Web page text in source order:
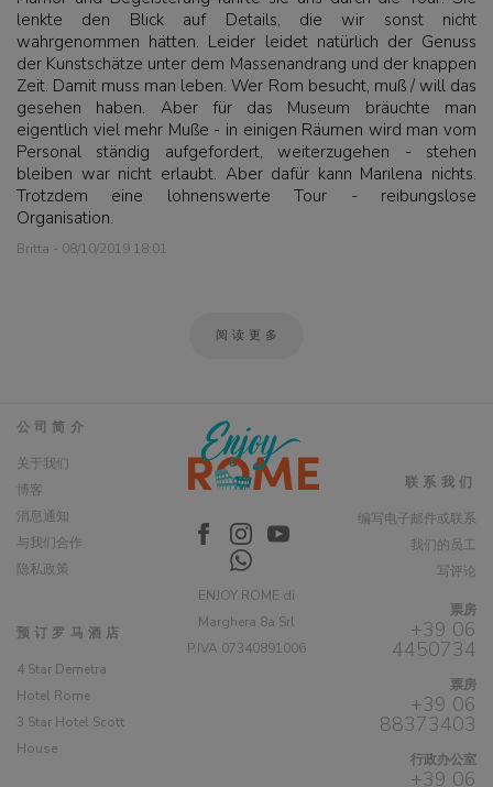
lenkte den Blick auf Details, die wir sonst nicht
wahrgenommen hätten. Leider leidet natürlich der Genuss
der Kunstschätze unter dem Massenandrang und der knappen
Zeit. Damit muss man leben. Wer Rom besucht, muß / will das
gesehen haben. Aber für das Museum bräuchte man
eigentlich viel mehr Muße - in einigen Räumen wird man vom
Personal ständig aufgefordert, weiterzugehen - stehen
bleiben war nicht erlaubt. Aber dafür kann Marilena nichts.
Trotzdem eine lohnenswerte Tour - reibungslose
Organisation.
Britta - 08/10/2019 18:01
阅读更多
公司简介
关于我们
博客
消息通知
与我们合作
隐私政策
预订罗马酒店
4 Star Demetra
Hotel Rome
3 Star Hotel Scott
House
ENJOY ROME di
Marghera 8a Srl
P.IVA 07340891006
联系我们
编写电子邮件或联系
我们的员工
写评论
票房
+39 06
4450734
票房
+39 06
88373403
行政办公室
+39 06